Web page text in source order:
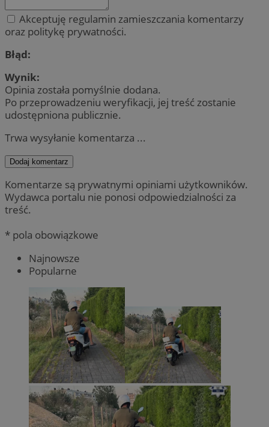
Akceptuję regulamin zamieszczania komentarzy
oraz politykę prywatności.
Błąd:
Wynik:
Opinia została pomyślnie dodana.
Po przeprowadzeniu weryfikacji, jej treść zostanie
udostępniona publicznie.
Trwa wysyłanie komentarza ...
Dodaj komentarz
Komentarze są prywatnymi opiniami użytkowników.
Wydawca portalu nie ponosi odpowiedzialności za
treść.
* pola obowiązkowe
Najnowsze
Popularne